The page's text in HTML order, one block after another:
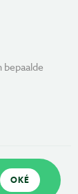
bepaalde
OKÉ